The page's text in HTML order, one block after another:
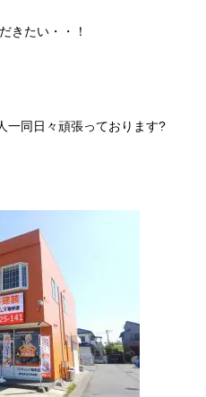
きたい・・！
一同日々頑張っております?